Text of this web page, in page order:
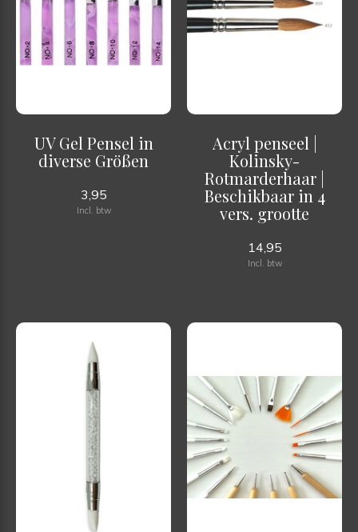
UV Gel Pensel in
diverse Größen
3,95
Incl. btw
Acryl penseel |
Kolinsky-
Rotmarderhaar |
Beschikbaar in 4
vers. grootte
14,95
Incl. btw